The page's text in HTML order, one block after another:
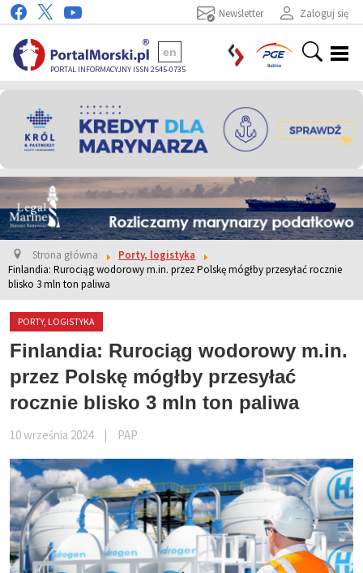
Zaloguj się
Newsletter
PORTAL INFORMACYJNY ISSN 2545-0735
en
Strona główna
Porty, logistyka
Finlandia: Rurociąg wodorowy m.in. przez Polskę mógłby przesyłać rocznie
blisko 3 mln ton paliwa
PORTY, LOGISTYKA
Finlandia: Rurociąg wodorowy m.in.
przez Polskę mógłby przesyłać
rocznie blisko 3 mln ton paliwa
10 września 2024 PAP